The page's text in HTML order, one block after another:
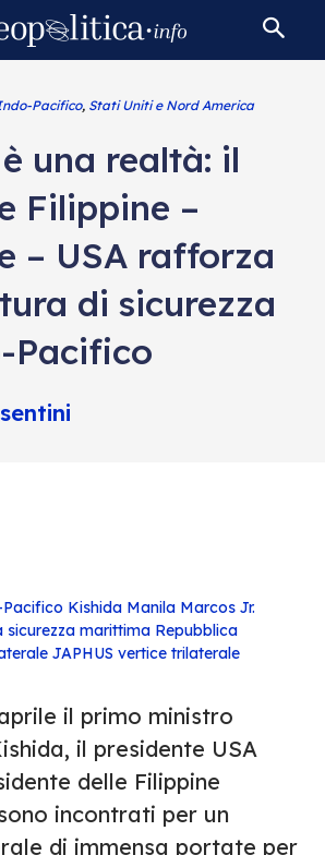
Pacifico, Stati Uniti e Nord America
una realtà: il
Filippine –
– USA rafforza
di sicurezza
Pacifico
Kishida Manila Marcos Jr.
marittima Repubblica
JAPHUS vertice trilaterale
il primo ministro
il presidente USA
delle Filippine
incontrati per un
di immensa portate per